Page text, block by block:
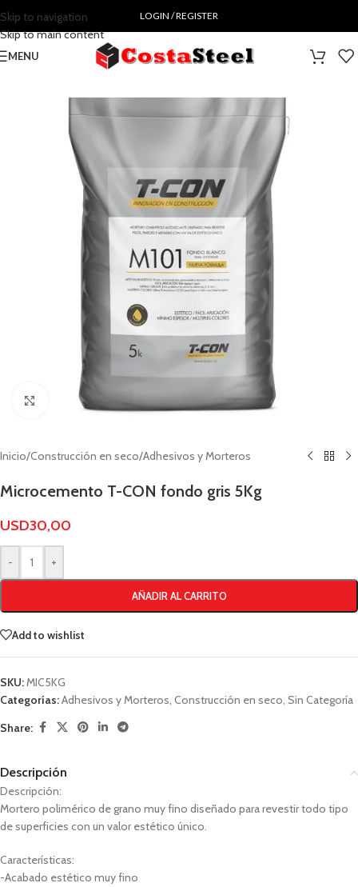
Skip to navigation
Skip to main content
LOGIN / REGISTER
MENU
Click to enlarge
Inicio/Construcción en seco/Adhesivos y Morteros
Microcemento T-CON fondo gris 5Kg
USD30,00
- +
AÑADIR AL CARRITO
Add to wishlist
SKU:MIC5KG
Categorías:Adhesivos y Morteros, Construcción en seco, Sin Categoría
Share:
Descripción
Descripción:
Mortero polimérico de grano muy fino diseñado para revestir todo tipo
de superficies con un valor estético único.
Características:
-Acabado estético muy fino